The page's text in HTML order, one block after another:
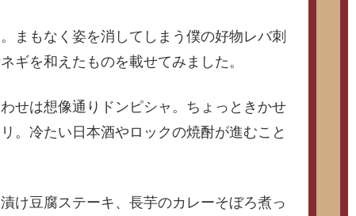
まもなく姿を消してしまう僕の好物レバ刺
ギを和えたものを載せてみました。
せは想像通りドンピシャ。ちょっときかせ
。冷たい日本酒やロックの焼酎が進むこと
け豆腐ステーキ、長芋のカレーそぼろ煮っ